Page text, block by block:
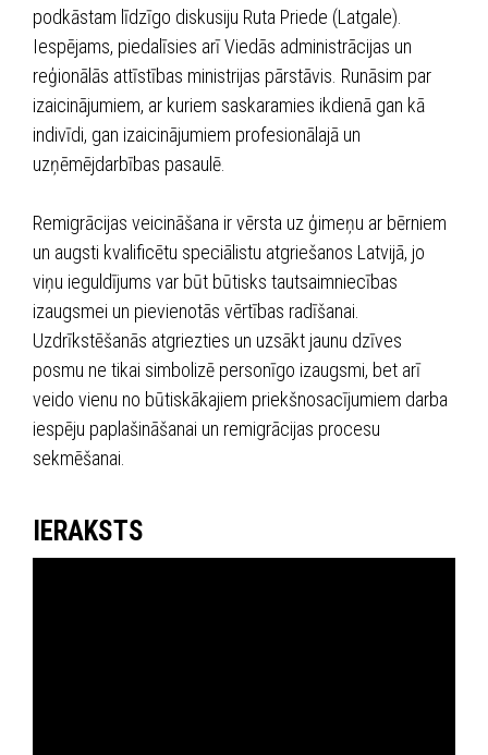
podkāstam līdzīgo diskusiju Ruta Priede (Latgale).
Iespējams, piedalīsies arī Viedās administrācijas un
reģionālās attīstības ministrijas pārstāvis. Runāsim par
izaicinājumiem, ar kuriem saskaramies ikdienā gan kā
indivīdi, gan izaicinājumiem profesionālajā un
uzņēmējdarbības pasaulē.
Remigrācijas veicināšana ir vērsta uz ģimeņu ar bērniem
un augsti kvalificētu speciālistu atgriešanos Latvijā, jo
viņu ieguldījums var būt būtisks tautsaimniecības
izaugsmei un pievienotās vērtības radīšanai.
Uzdrīkstēšanās atgriezties un uzsākt jaunu dzīves
posmu ne tikai simbolizē personīgo izaugsmi, bet arī
veido vienu no būtiskākajiem priekšnosacījumiem darba
iespēju paplašināšanai un remigrācijas procesu
sekmēšanai.
IERAKSTS